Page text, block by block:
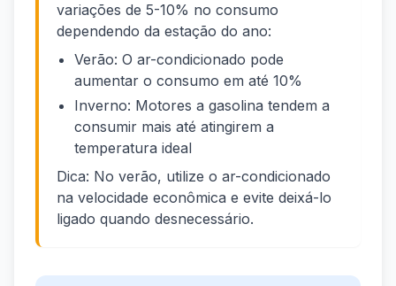
variações de 5-10% no consumo
dependendo da estação do ano:
Verão: O ar-condicionado pode
aumentar o consumo em até 10%
Inverno: Motores a gasolina tendem a
consumir mais até atingirem a
temperatura ideal
Dica: No verão, utilize o ar-condicionado
na velocidade econômica e evite deixá-lo
ligado quando desnecessário.